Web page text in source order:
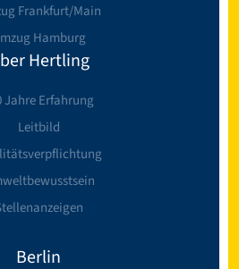
Frankfurt/Main
Hamburg
Hertling
Jahre Erfahrung
Leitbild
Berlin